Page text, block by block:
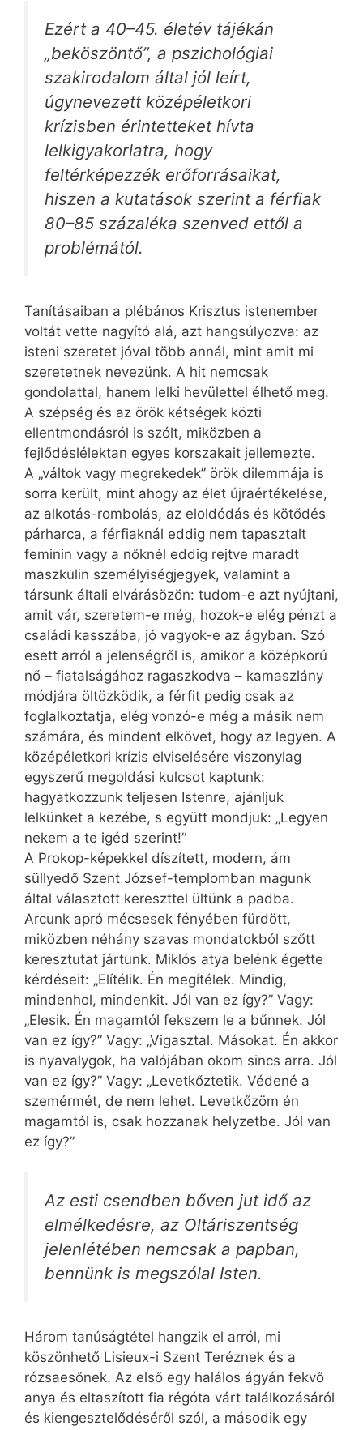
Ezért a 40–45. életév tájékán
„beköszöntő”, a pszichológiai
szakirodalom által jól leírt,
úgynevezett középéletkori
krízisben érintetteket hívta
lelkigyakorlatra, hogy
feltérképezzék erőforrásaikat,
hiszen a kutatások szerint a férfiak
80–85 százaléka szenved ettől a
problémától.
Tanításaiban a plébános Krisztus istenember
voltát vette nagyító alá, azt hangsúlyozva: az
isteni szeretet jóval több annál, mint amit mi
szeretetnek nevezünk. A hit nemcsak
gondolattal, hanem lelki hevülettel élhető meg.
A szépség és az örök kétségek közti
ellentmondásról is szólt, miközben a
fejlődéslélektan egyes korszakait jellemezte.
A „váltok vagy megrekedek” örök dilemmája is
sorra került, mint ahogy az élet újraértékelése,
az alkotás-rombolás, az eloldódás és kötődés
párharca, a férfiaknál eddig nem tapasztalt
feminin vagy a nőknél eddig rejtve maradt
maszkulin személyiségjegyek, valamint a
társunk általi elvárásözön: tudom-e azt nyújtani,
amit vár, szeretem-e még, hozok-e elég pénzt a
családi kasszába, jó vagyok-e az ágyban. Szó
esett arról a jelenségről is, amikor a középkorú
nő – fiatalságához ragaszkodva – kamaszlány
módjára öltözködik, a férfit pedig csak az
foglalkoztatja, elég vonzó-e még a másik nem
számára, és mindent elkövet, hogy az legyen. A
középéletkori krízis elviselésére viszonylag
egyszerű megoldási kulcsot kaptunk:
hagyatkozzunk teljesen Istenre, ajánljuk
lelkünket a kezébe, s együtt mondjuk: „Legyen
nekem a te igéd szerint!”
A Prokop-képekkel díszített, modern, ám
süllyedő Szent József-templomban magunk
által választott kereszttel ültünk a padba.
Arcunk apró mécsesek fényében fürdött,
miközben néhány szavas mondatokból szőtt
keresztutat jártunk. Miklós atya belénk égette
kérdéseit: „Elítélik. Én megítélek. Mindig,
mindenhol, mindenkit. Jól van ez így?” Vagy:
„Elesik. Én magamtól fekszem le a bűnnek. Jól
van ez így?” Vagy: „Vigasztal. Másokat. Én akkor
is nyavalygok, ha valójában okom sincs arra. Jól
van ez így?” Vagy: „Levetkőztetik. Védené a
szemérmét, de nem lehet. Levetkőzöm én
magamtól is, csak hozzanak helyzetbe. Jól van
ez így?”
Az esti csendben bőven jut idő az
elmélkedésre, az Oltáriszentség
jelenlétében nemcsak a papban,
bennünk is megszólal Isten.
Három tanúságtétel hangzik el arról, mi
köszönhető Lisieux-i Szent Teréznek és a
rózsaesőnek. Az első egy halálos ágyán fekvő
anya és eltaszított fia régóta várt találkozásáról
és kiengesztelődéséről szól, a második egy